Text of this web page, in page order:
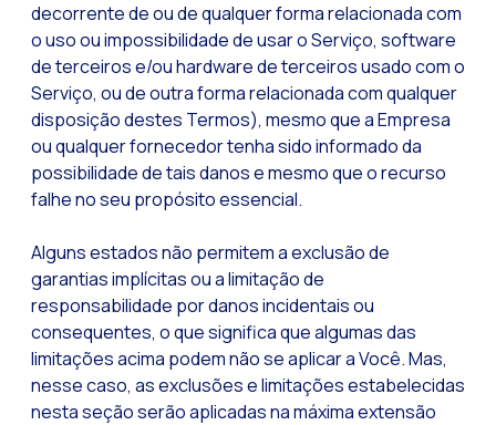
decorrente de ou de qualquer forma relacionada com
o uso ou impossibilidade de usar o Serviço, software
de terceiros e/ou hardware de terceiros usado com o
Serviço, ou de outra forma relacionada com qualquer
disposição destes Termos), mesmo que a Empresa
ou qualquer fornecedor tenha sido informado da
possibilidade de tais danos e mesmo que o recurso
falhe no seu propósito essencial.
Alguns estados não permitem a exclusão de
garantias implícitas ou a limitação de
responsabilidade por danos incidentais ou
consequentes, o que significa que algumas das
limitações acima podem não se aplicar a Você. Mas,
nesse caso, as exclusões e limitações estabelecidas
nesta seção serão aplicadas na máxima extensão